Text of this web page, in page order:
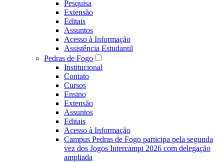
Pesquisa
Extensão
Editais
Assuntos
Acesso à Informação
Assistência Estudantil
Pedras de Fogo
Institucional
Contato
Cursos
Ensino
Extensão
Assuntos
Editais
Acesso à Informação
Campus Pedras de Fogo participa pela segunda
vez dos Jogos Intercampi 2026 com delegação
ampliada